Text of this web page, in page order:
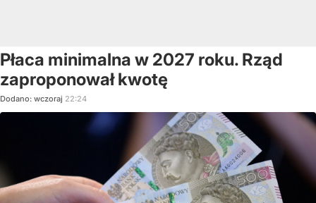
Płaca minimalna w 2027 roku. Rząd
zaproponował kwotę
Dodano: wczoraj 22:24